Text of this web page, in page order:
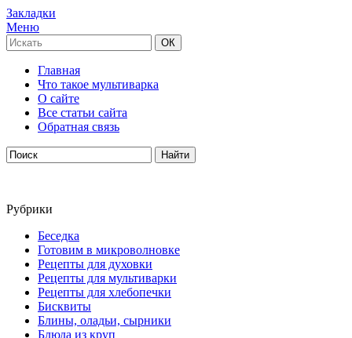
Закладки
Меню
Главная
Что такое мультиварка
О сайте
Все статьи сайта
Обратная связь
Рубрики
Беседка
Готовим в микроволновке
Рецепты для духовки
Рецепты для мультиварки
Рецепты для хлебопечки
Бисквиты
Блины, оладьи, сырники
Блюда из круп